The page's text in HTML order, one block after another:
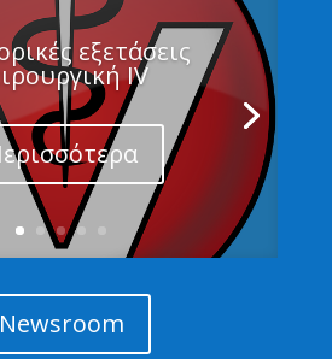
εξετάσεις
IV
Newsroom